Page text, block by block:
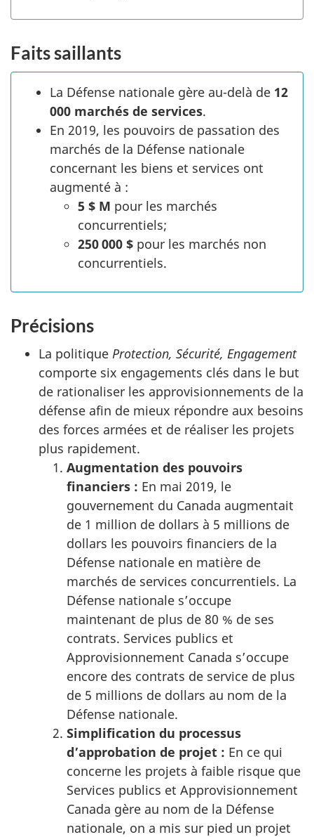
Faits saillants
La Défense nationale gère au-delà de 12
000 marchés de services.
En 2019, les pouvoirs de passation des
marchés de la Défense nationale
concernant les biens et services ont
augmenté à :
5 $ M pour les marchés
concurrentiels;
250 000 $ pour les marchés non
concurrentiels.
Précisions
La politique Protection, Sécurité, Engagement
comporte six engagements clés dans le but
de rationaliser les approvisionnements de la
défense afin de mieux répondre aux besoins
des forces armées et de réaliser les projets
plus rapidement.
Augmentation des pouvoirs
financiers : En mai 2019, le
gouvernement du Canada augmentait
de 1 million de dollars à 5 millions de
dollars les pouvoirs financiers de la
Défense nationale en matière de
marchés de services concurrentiels. La
Défense nationale s’occupe
maintenant de plus de 80 % de ses
contrats. Services publics et
Approvisionnement Canada s’occupe
encore des contrats de service de plus
de 5 millions de dollars au nom de la
Défense nationale.
Simplification du processus
d’approbation de projet : En ce qui
concerne les projets à faible risque que
Services publics et Approvisionnement
Canada gère au nom de la Défense
nationale, on a mis sur pied un projet